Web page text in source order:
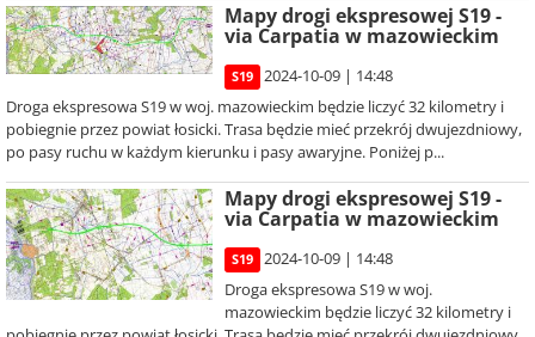
Mapy drogi ekspresowej S19 -
via Carpatia w mazowieckim
S19
2024-10-09 | 14:48
Droga ekspresowa S19 w woj. mazowieckim będzie liczyć 32 kilometry i
pobiegnie przez powiat łosicki. Trasa będzie mieć przekrój dwujezdniowy,
po pasy ruchu w każdym kierunku i pasy awaryjne. Poniżej p...
Mapy drogi ekspresowej S19 -
via Carpatia w mazowieckim
S19
2024-10-09 | 14:48
Droga ekspresowa S19 w woj.
mazowieckim będzie liczyć 32 kilometry i